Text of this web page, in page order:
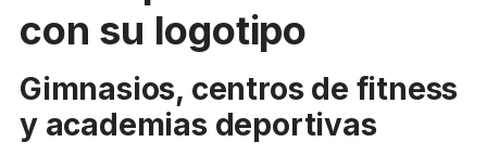
con su logotipo
Gimnasios, centros de fitness
y academias deportivas